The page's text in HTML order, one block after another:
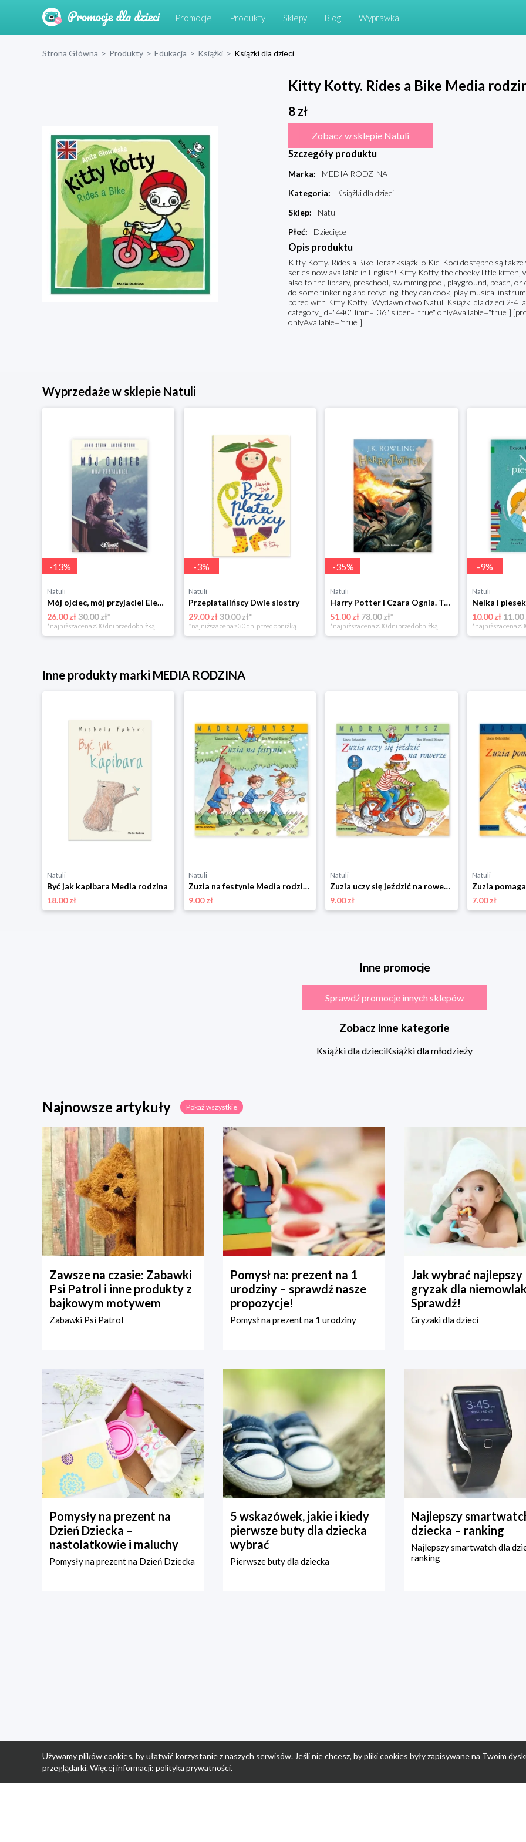
Promocje Produkty Sklepy Blog Wyprawka
Strona Główna > Produkty > Edukacja > Książki > Książki dla dzieci
Kitty Kotty. Rides a Bike Media
8zł
Zobacz w sklepie Natuli
Szczegóły produktu
Marka:
MEDIA RODZINA
Kategoria:
Książki dla dzieci
Sklep:
Natuli
Płeć: Dziecięce
Opis produktu
Kitty Kotty. Rides a Bike Teraz książki o Kici Koci dostępne są
series now available in English! Kitty Kotty, the cheeky little kitten,
also to the library, preschool, swimming pool, playground, beach,
do some tinkering and recycling, they can cook, play musical
bored with Kitty Kotty! Wydawnictwo Natuli Książki dla dzieci 2-4
category_id="440" limit="36" slider="true" onlyAvailable="true"]
onlyAvailable="true"]
Wyprzedaże w sklepie Natuli
-13%
Natuli
Mój ojciec, mój przyjaciel Element
26.00 zł30.00 zł*
*najniższa cena z 30 dni przed obniżką
-3%
Natuli
Przeplatalińscy Dwie siostry
29.00 zł30.00 zł*
*najniższa cena z 30 dni przed obniżką
-35%
Natuli
Harry Potter i Czara Ognia. Tom 4 Media rodzina
51.00 zł78.00 zł*
*najniższa cena z 30 dni przed obniżką
-9%
Natuli
10.00 zł11.00
*najniższa cena z
Inne produkty marki MEDIA RODZINA
Natuli
Być jak kapibara Media rodzina
18.00 zł
Natuli
Zuzia na festynie Media rodzina
9.00 zł
Natuli
Zuzia uczy się jeździć na rowerze Media rodzina
9.00 zł
Natuli
7.00 zł
Inne promocje
Sprawdź promocje innych sklepów
Zobacz inne kategorie
Książki dla dzieciKsiążki dla młodzieży
Najnowsze artykuły Pokaż wszystkie
Zawsze na czasie: Zabawki
Psi Patrol i inne produkty z
bajkowym motywem
Zabawki Psi Patrol
Pomysł na: prezent na 1
urodziny – sprawdź nasze
propozycje!
Pomysł na prezent na 1 urodziny
Jak wybrać najlepszy
gryzak dla
Sprawdź!
Gryzaki dla dzieci
Pomysły na prezent na
Dzień Dziecka –
nastolatkowie i maluchy
Pomysły na prezent na Dzień Dziecka
5 wskazówek, jakie i kiedy
pierwsze buty dla dziecka
wybrać
Pierwsze buty dla dziecka
Najlepszy
dziecka – ranking
Najlepszy smartwatch dla
ranking
Używamy plików cookies, by ułatwić korzystanie z naszych serwisów. Jeśli nie chcesz, by pliki cookies były zapisywane na Twoim
przeglądarki. Więcej informacji: polityka prywatności.